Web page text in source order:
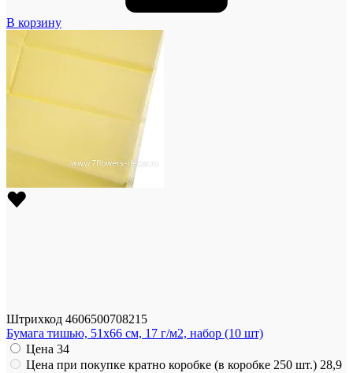
В корзину
Штрихкод 4606500708215
Бумага тишью, 51x66 см, 17 г/м2, набор (10 шт)
Цена 34
Цена при покупке кратно коробке (в коробке 250 шт.) 28,9